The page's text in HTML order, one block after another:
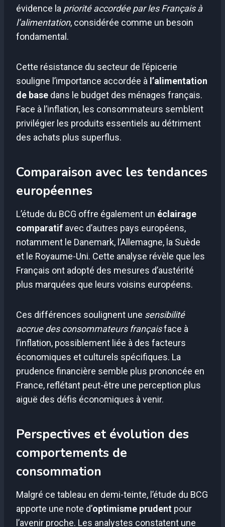
évidence la priorité accordée par les Français à
l’alimentation, considérée comme un besoin
fondamental.
Cette résistance du secteur de l’épicerie
souligne l’importance accordée à l’alimentation
de base dans le budget des ménages français.
Face à l’inflation, les consommateurs semblent
privilégier les produits essentiels au détriment
des achats plus superflus.
Comparaison avec les tendances
européennes
L’étude du BCG offre également un éclairage
comparatif avec d’autres pays européens,
notamment le Danemark, l’Allemagne, la Suède
et le Royaume-Uni. Cette analyse révèle que les
Français ont adopté des mesures d’austérité
plus marquées que leurs voisins européens.
Ces différences soulignent une sensibilité
accrue des consommateurs françaisface à
l’inflation, possiblement liée à des facteurs
économiques et culturels spécifiques. La
prudence financière semble plus prononcée en
France, reflétant peut-être une perception plus
aiguë des défis économiques à venir.
Perspectives et évolution des
comportements de
consommation
Malgré ce tableau en demi-teinte, l’étude du BCG
apporte une note d’optimisme prudent pour
l’avenir proche. Les analystes constatent une